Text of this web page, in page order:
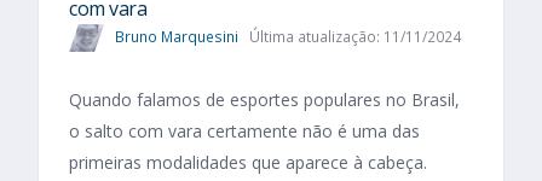
com vara
Bruno Marquesini Última atualização: 11/11/2024
Quando falamos de esportes populares no Brasil,
o salto com vara certamente não é uma das
primeiras modalidades que aparece à cabeça.